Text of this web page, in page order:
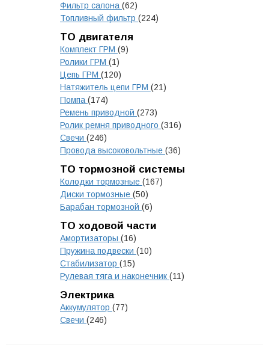
Фильтр салона (62)
Топливный фильтр (224)
ТО двигателя
Комплект ГРМ (9)
Ролики ГРМ (1)
Цепь ГРМ (120)
Натяжитель цепи ГРМ (21)
Помпа (174)
Ремень приводной (273)
Ролик ремня приводного (316)
Свечи (246)
Провода высоковольтные (36)
ТО тормозной системы
Колодки тормозные (167)
Диски тормозные (50)
Барабан тормозной (6)
ТО ходовой части
Амортизаторы (16)
Пружина подвески (10)
Стабилизатор (15)
Рулевая тяга и наконечник (11)
Электрика
Аккумулятор (77)
Свечи (246)